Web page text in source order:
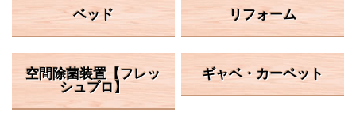
ベッド リフォーム
空間除菌装置【フレッ
シュプロ】
ギャベ・カーペット